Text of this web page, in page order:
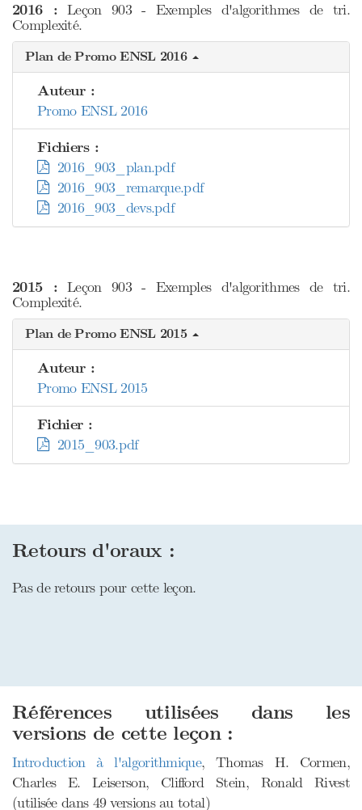
2016 :Leçon 903 - Exemples d'algorithmes de tri.
Complexité.
Plan de Promo ENSL 2016
Auteur :
Promo ENSL 2016
Fichiers :
2016_903_plan.pdf
2016_903_remarque.pdf
2016_903_devs.pdf
2015 :Leçon 903 - Exemples d'algorithmes de tri.
Complexité.
Plan de Promo ENSL 2015
Auteur :
Promo ENSL 2015
Fichier :
2015_903.pdf
Retours d'oraux :
Pas de retours pour cette leçon.
Références utilisées dans les
versions de cette leçon :
Introduction à l'algorithmique, Thomas H. Cormen,
Charles E. Leiserson, Clifford Stein, Ronald Rivest
(utilisée dans 49 versions au total)